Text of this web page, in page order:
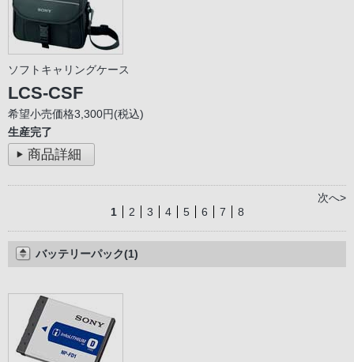
ソフトキャリングケース
LCS-CSF
希望小売価格3,300円(税込)
生産完了
商品詳細
次へ>
1
2 3 4 5 6 7 8
バッテリーパック(1)